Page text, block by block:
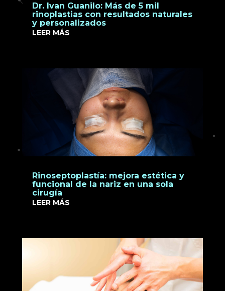
Dr. Ivan Guanilo: Más de 5 mil
rinoplastias con resultados naturales
y personalizados
LEER MÁS
Rinoseptoplastía: mejora estética y
funcional de la nariz en una sola
cirugía
LEER MÁS